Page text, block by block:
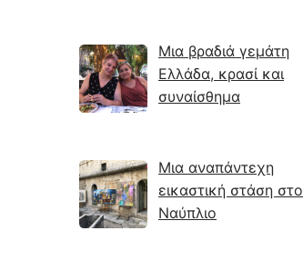
Μια βραδιά γεμάτη
Ελλάδα, κρασί και
συναίσθημα
Μια αναπάντεχη
εικαστική στάση στο
Ναύπλιο